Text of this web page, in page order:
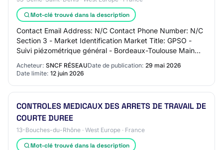
Mot-clé trouvé dans la description
Contact Email Address: N/C Contact Phone Number: N/C
Section 3 - Market Identification Market Title: GPSO -
Suivi piézométrique général - Bordeaux-Toulouse Main
CPV Code - Primary Descriptor: Market…
Acheteur: SNCF RÉSEAUDate de publication: 29 mai 2026
Date limite: 12 juin 2026
CONTROLES MEDICAUX DES ARRETS DE TRAVAIL DE
COURTE DUREE
13-Bouches-du-Rhône · West Europe · France
Mot-clé trouvé dans la description